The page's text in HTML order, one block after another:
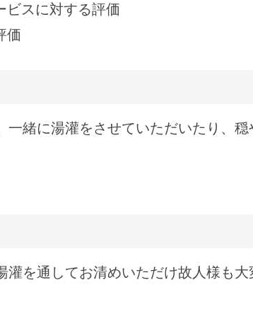
スに対する評価
価
緒に湯灌をさせていただいたり、
を通してお清めいただけ故人様も